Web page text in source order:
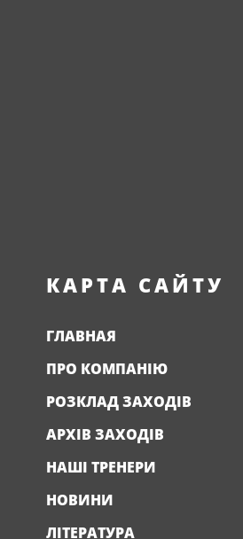
КАРТА САЙТУ
ГЛАВНАЯ
ПРО КОМПАНІЮ
РОЗКЛАД ЗАХОДІВ
АРХІВ ЗАХОДІВ
НАШІ ТРЕНЕРИ
НОВИНИ
ЛІТЕРАТУРА